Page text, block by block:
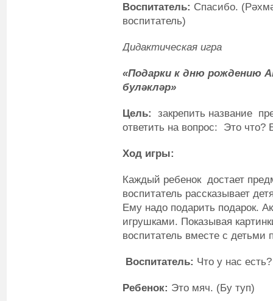
Воспитатель: Спасибо.
воспитатель)
Дидактическая игра
«Подарки к дню рождению
буләкләр»
Цель: закрепить название
ответить на вопрос: Это что?
Ход игры:
Каждый ребенок достает
воспитатель рассказывает
Ему надо подарить подарок.
игрушками. Показывая
воспитатель вместе с детьми
Воспитатель: Что у нас
Ребенок: Это мяч. (Бу туп)